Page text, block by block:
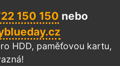
150 150 nebo
HDD, paměťovou kartu,